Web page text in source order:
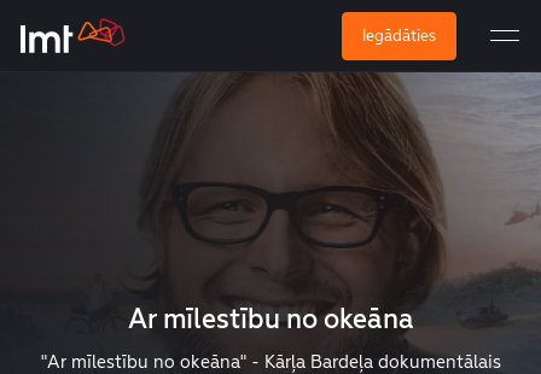
Iegādāties
Ar mīlestību no okeāna
"Ar mīlestību no okeāna" - Kārļa Bardeļa dokumentālais